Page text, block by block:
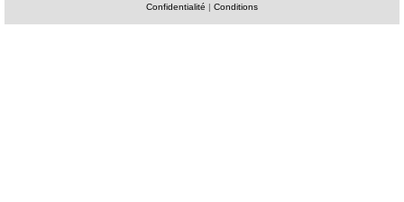
Confidentialité | Conditions